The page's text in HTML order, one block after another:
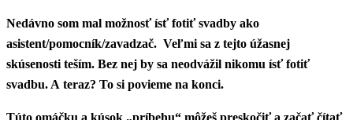
Nedávno som mal možnosť ísť fotiť svadby ako
asistent/pomocník/zavadzač. Veľmi sa z tejto úžasnej
skúsenosti teším. Bez nej by sa neodvážil nikomu ísť fotiť
svadbu. A teraz? To si povieme na konci.
Túto omáčku a kúsok „príbehu“ môžeš preskočiť a začať čítať